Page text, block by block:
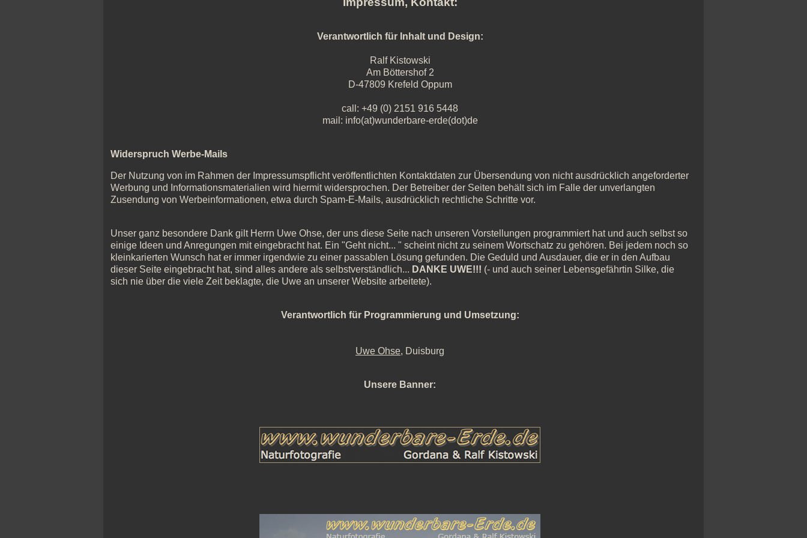
Verantwortlich für Inhalt und Design:
Ralf Kistowski
Am Böttershof 2
D-47809 Krefeld Oppum
call: +49 (0) 2151 916 5448
mail: info(at)wunderbare-erde(dot)de
Widerspruch Werbe-Mails
Der Nutzung von im Rahmen der Impressumspflicht veröffentlichten Kontaktdaten zur Übersendung von nicht ausdrücklich angeforderter
Werbung und Informationsmaterialien wird hiermit widersprochen. Der Betreiber der Seiten behält sich im Falle der unverlangten
Zusendung von Werbeinformationen, etwa durch Spam-E-Mails, ausdrücklich rechtliche Schritte vor.
Unser ganz besondere Dank gilt Herrn Uwe Ohse, der uns diese Seite nach unseren Vorstellungen programmiert hat und auch selbst so
einige Ideen und Anregungen mit eingebracht hat. Ein "Geht nicht... " scheint nicht zu seinem Wortschatz zu gehören. Bei jedem noch so
kleinkarierten Wunsch hat er immer irgendwie zu einer passablen Lösung gefunden. Die Geduld und Ausdauer, die er in den Aufbau
dieser Seite eingebracht hat, sind alles andere als selbstverständlich... DANKE UWE!!! (- und auch seiner Lebensgefährtin Silke, die
sich nie über die viele Zeit beklagte, die Uwe an unserer Website arbeitete).
Verantwortlich für Programmierung und Umsetzung:
Uwe Ohse, Duisburg
Unsere Banner: